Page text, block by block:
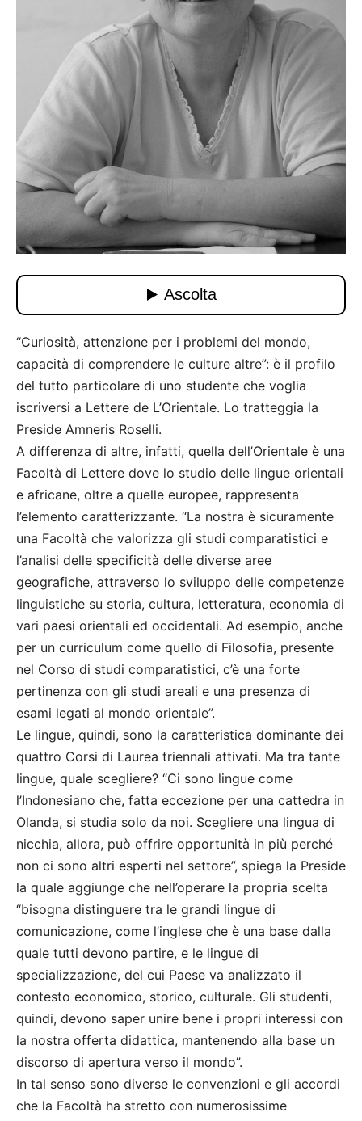
“Curiosità, attenzione per i problemi del mondo,
capacità di comprendere le culture altre”: è il profilo
del tutto particolare di uno studente che voglia
iscriversi a Lettere de L’Orientale. Lo tratteggia la
Preside Amneris Roselli.
A differenza di altre, infatti, quella dell’Orientale è una
Facoltà di Lettere dove lo studio delle lingue orientali
e africane, oltre a quelle europee, rappresenta
l’elemento caratterizzante. “La nostra è sicuramente
una Facoltà che valorizza gli studi comparatistici e
l’analisi delle specificità delle diverse aree
geografiche, attraverso lo sviluppo delle competenze
linguistiche su storia, cultura, letteratura, economia di
vari paesi orientali ed occidentali. Ad esempio, anche
per un curriculum come quello di Filosofia, presente
nel Corso di studi comparatistici, c’è una forte
pertinenza con gli studi areali e una presenza di
esami legati al mondo orientale”.
Le lingue, quindi, sono la caratteristica dominante dei
quattro Corsi di Laurea triennali attivati. Ma tra tante
lingue, quale scegliere? “Ci sono lingue come
l’Indonesiano che, fatta eccezione per una cattedra in
Olanda, si studia solo da noi. Scegliere una lingua di
nicchia, allora, può offrire opportunità in più perché
non ci sono altri esperti nel settore”, spiega la Preside
la quale aggiunge che nell’operare la propria scelta
“bisogna distinguere tra le grandi lingue di
comunicazione, come l’inglese che è una base dalla
quale tutti devono partire, e le lingue di
specializzazione, del cui Paese va analizzato il
contesto economico, storico, culturale. Gli studenti,
quindi, devono saper unire bene i propri interessi con
la nostra offerta didattica, mantenendo alla base un
discorso di apertura verso il mondo”.
In tal senso sono diverse le convenzioni e gli accordi
che la Facoltà ha stretto con numerosissime